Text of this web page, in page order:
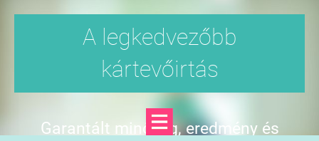
A legkedvezőbb
kártevőirtás
Garantált minőség, eredmény és